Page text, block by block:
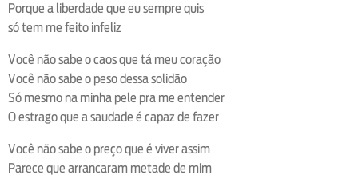
Porque a liberdade que eu sempre quis
só tem me feito infeliz
Você não sabe o caos que tá meu coração
Você não sabe o peso dessa solidão
Só mesmo na minha pele pra me entender
O estrago que a saudade é capaz de fazer
Você não sabe o preço que é viver assim
Parece que arrancaram metade de mim